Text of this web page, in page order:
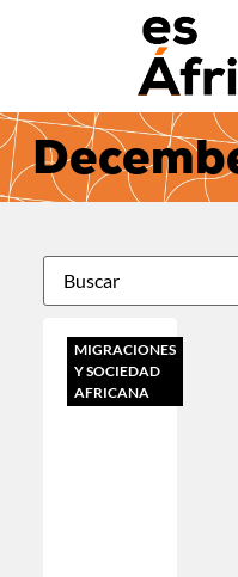
MIGRACIONES
Y SOCIEDAD
AFRICANA